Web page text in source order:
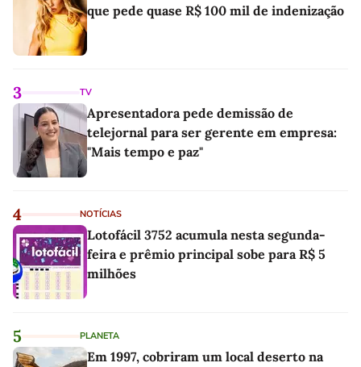
que pede quase R$ 100 mil de indenização
3 TV
Apresentadora pede demissão de
telejornal para ser gerente em empresa:
"Mais tempo e paz"
4 NOTÍCIAS
Lotofácil 3752 acumula nesta segunda-
feira e prêmio principal sobe para R$ 5
milhões
5 PLANETA
Em 1997, cobriram um local deserto na